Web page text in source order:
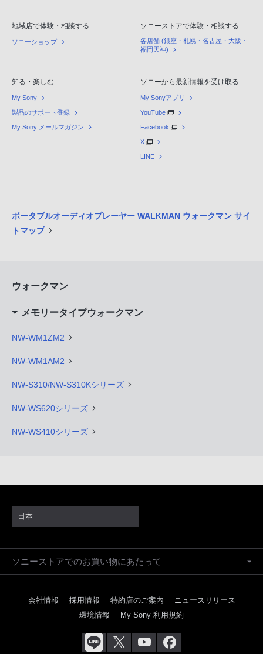
地域店で体験・相談する
ソニーショップ
ソニーストアで体験・相談する
各店舗 (銀座・札幌・名古屋・大阪・
福岡天神)
知る・楽しむ
My Sony
製品のサポート登録
My Sony メールマガジン
ソニーから最新情報を受け取る
My Sonyアプリ
YouTube
Facebook
X
LINE
ポータブルオーディオプレーヤー WALKMAN ウォークマン サイ
トマップ
ウォークマン
メモリータイプウォークマン
NW-WM1ZM2
NW-WM1AM2
NW-S310/NW-S310Kシリーズ
NW-WS620シリーズ
NW-WS410シリーズ
日本
ソニーストアでのお買い物にあたって
会社情報 採用情報 特約店のご案内
ニュースリリース
環境情報
My Sony 利用規約